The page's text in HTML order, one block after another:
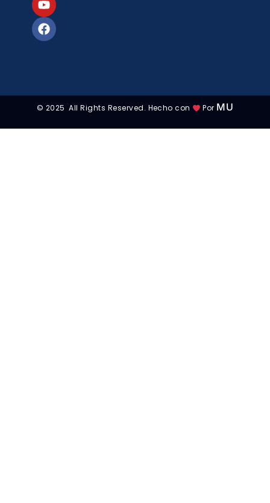
© 2025 All Rights Reserved. Hecho con Por MU